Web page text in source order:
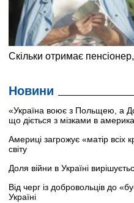
Новини
«Україна воює з Польщею, а
що діється з мізками в
Америці загрожує «матір всіх
світу
Доля війни в Україні
Від черг із добровольців до
Україні